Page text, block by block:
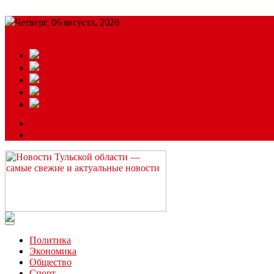
Четверг, 06 августа, 2026
Читайте последние новости дня в Тульской области на сайте
Политика
Экономика
Общество